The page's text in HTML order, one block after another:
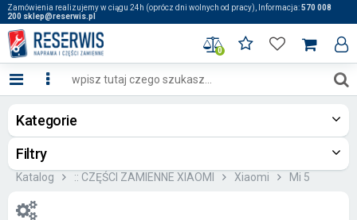
Zamówienia realizujemy w ciągu 24h (oprócz dni wolnych od pracy), Informacja:570 008
200 sklep@reserwis.pl
0
Kategorie
Filtry
Katalog :: CZĘŚCI ZAMIENNE XIAOMI Xiaomi Mi 5